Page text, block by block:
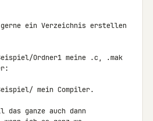
gerne ein Verzeichnis erstellen
Ordner1 meine .c, .mak
mein Compiler.
ganze auch dann